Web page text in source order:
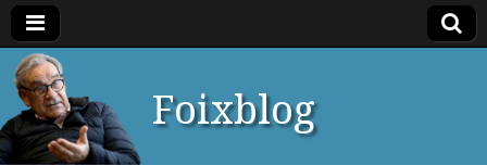
Foixblog